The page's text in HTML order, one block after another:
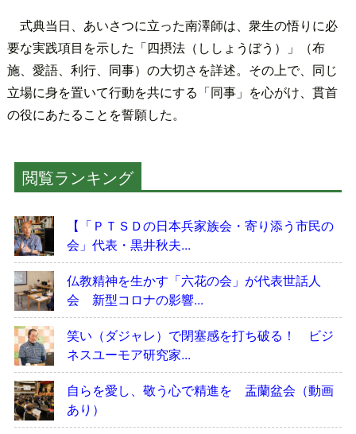
式典当日、あいさつに立った南澤師は、衆生の悟りに必
要な実践項目を示した「四摂法（ししょうぼう）」（布
施、愛語、利行、同事）の大切さを詳述。その上で、同じ
立場に身を置いて行動を共にする「同事」を心がけ、貫首
の役にあたることを誓願した。
閲覧ランキング
【「ＰＴＳＤの日本兵家族会・寄り添う市民の
会」代表・黒井秋夫...
仏教精神を生かす「六花の会」が代表世話人
会 新型コロナの影響...
笑い（ダジャレ）で閉塞感を打ち破る！ ビジ
ネスユーモア研究家...
自らを愛し、敬う心で精進を 盂蘭盆会（動画
あり）